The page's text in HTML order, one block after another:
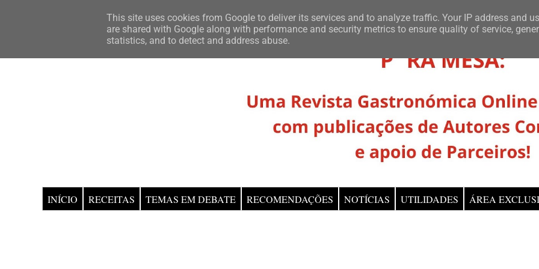
INÍCIO RECEITAS TEMAS EM DEBATE RECOMENDAÇÕES NOTÍCIAS UTILIDADES ÁREA
This site uses cookies from Google to deliver its services and to analyze traffic. Your IP address and
are shared with Google along with performance and security metrics to ensure quality of service,
statistics, and to detect and address abuse.